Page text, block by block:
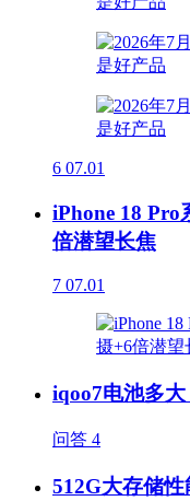
6 07.01
iPhone 18 Pro
倍潜望长焦
7 07.01
iqoo7电池多
问答 4
512G大存储